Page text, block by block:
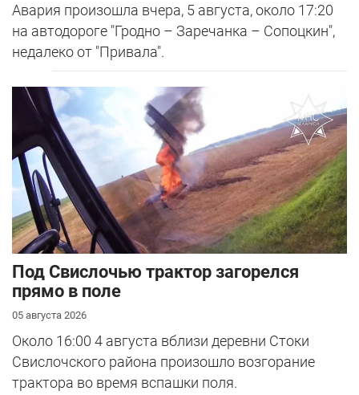
Авария произошла вчера, 5 августа, около 17:20
на автодороге "Гродно – Заречанка – Сопоцкин",
недалеко от "Привала".
Под Свислочью трактор загорелся
прямо в поле
05 августа 2026
Около 16:00 4 августа вблизи деревни Стоки
Свислочского района произошло возгорание
трактора во время вспашки поля.